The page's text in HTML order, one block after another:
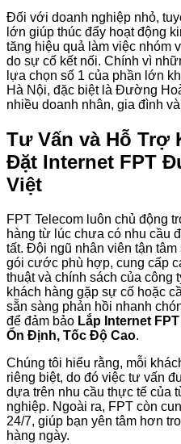
Đối với doanh nghiệp nhỏ,
lớn giúp thúc đẩy hoạt động
tăng hiệu quả làm việc nhóm
do sự cố kết nối. Chính vì
lựa chọn số 1 của phần lớn
Hà Nội, đặc biệt là Đường
nhiều doanh nhân, gia đình
Tư Vấn và Hỗ Trợ
Đặt Internet FPT
Việt
FPT Telecom luôn chủ động
hàng từ lúc chưa có nhu cầu
tất. Đội ngũ nhân viên tận
gói cước phù hợp, cung cấp
thuật và chính sách của
khách hàng gặp sự cố hoặc
sẵn sàng phản hồi nhanh
để đảm bảo Lắp Internet
Ổn Định, Tốc Độ Cao.
Chúng tôi hiểu rằng, mỗi
riêng biệt, do đó việc tư vấn
dựa trên nhu cầu thực tế của
nghiệp. Ngoài ra, FPT còn
24/7, giúp bạn yên tâm hơn
hàng ngày.